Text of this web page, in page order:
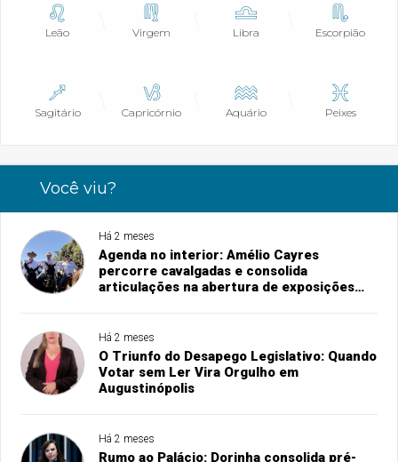
Leão Virgem Libra Escorpião
Sagitário Capricórnio Aquário Peixes
Você viu?
Há 2 meses
Agenda no interior: Amélio Cayres
percorre cavalgadas e consolida
articulações na abertura de exposições
Há 2 meses
O Triunfo do Desapego Legislativo: Quando
Votar sem Ler Vira Orgulho em
Augustinópolis
Há 2 meses
Rumo ao Palácio: Dorinha consolida pré-